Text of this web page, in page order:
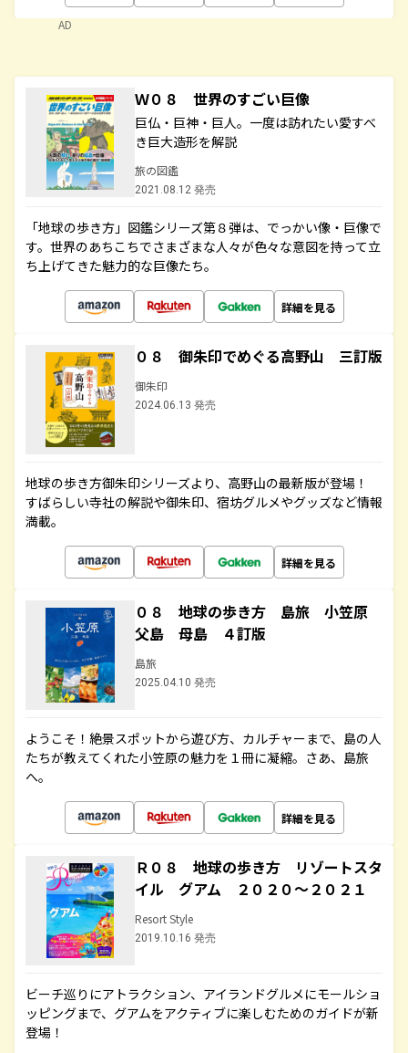
AD
Ｗ０８ 世界のすごい巨像
巨仏・巨神・巨人。一度は訪れたい愛すべ
き巨大造形を解説
旅の図鑑
2021.08.12 発売
「地球の歩き方」図鑑シリーズ第８弾は、でっかい像・巨像で
す。世界のあちこちでさまざまな人々が色々な意図を持って立
ち上げてきた魅力的な巨像たち。
詳細を見る
０８ 御朱印でめぐる高野山 三訂版
御朱印
2024.06.13 発売
地球の歩き方御朱印シリーズより、高野山の最新版が登場！
すばらしい寺社の解説や御朱印、宿坊グルメやグッズなど情報
満載。
詳細を見る
０８ 地球の歩き方 島旅 小笠原
父島 母島 ４訂版
島旅
2025.04.10 発売
ようこそ！絶景スポットから遊び方、カルチャーまで、島の人
たちが教えてくれた小笠原の魅力を１冊に凝縮。さあ、島旅
へ。
詳細を見る
Ｒ０８ 地球の歩き方 リゾートスタ
イル グアム ２０２０～２０２１
Resort Style
2019.10.16 発売
ビーチ巡りにアトラクション、アイランドグルメにモールショ
ッピングまで、グアムをアクティブに楽しむためのガイドが新
登場！